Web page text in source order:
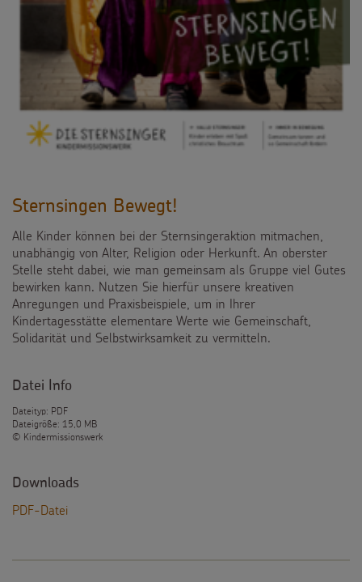
Sternsingen Bewegt!
Alle Kinder können bei der Sternsingeraktion mitmachen,
unabhängig von Alter, Religion oder Herkunft. An oberster
Stelle steht dabei, wie man gemeinsam als Gruppe viel Gutes
bewirken kann. Nutzen Sie hierfür unsere kreativen
Anregungen und Praxisbeispiele, um in Ihrer
Kindertagesstätte elementare Werte wie Gemeinschaft,
Solidarität und Selbstwirksamkeit zu vermitteln.
Datei Info
Dateityp: PDF
Dateigröße: 15,0 MB
© Kindermissionswerk
Downloads
PDF-Datei